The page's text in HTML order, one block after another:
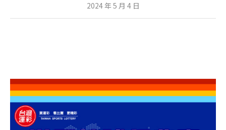
2024 年 5 月 4 日